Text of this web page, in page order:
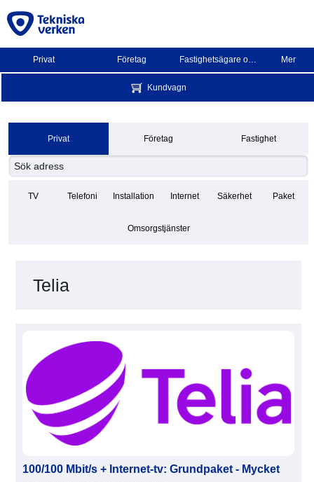
Privat Företag Fastighetsägare och BRF Mer
Kundvagn
Privat Företag Fastighet
TV Telefoni Installation Internet Säkerhet Paket
Omsorgstjänster
Telia
100/100 Mbit/s + Internet-tv: Grundpaket - Mycket